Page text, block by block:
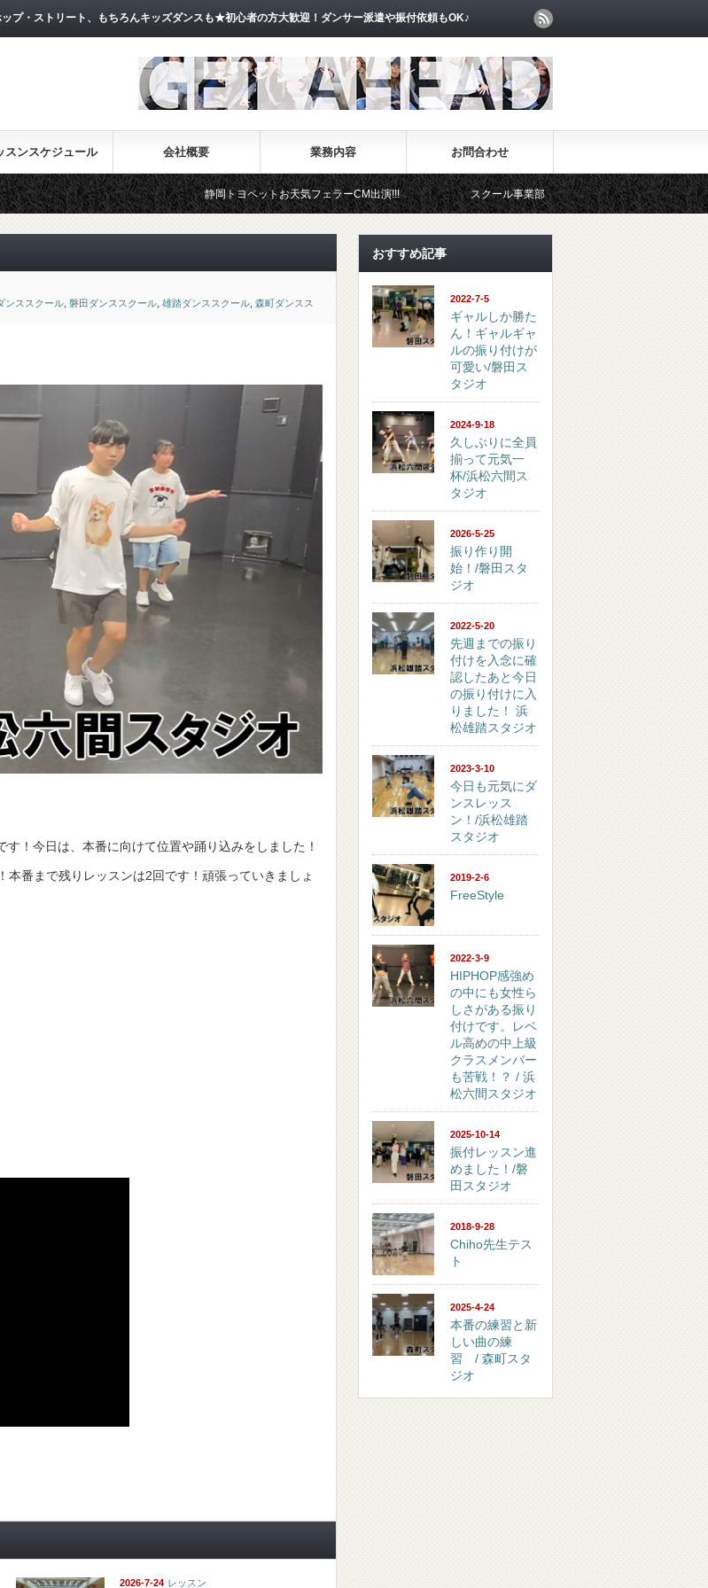
プ・ストリート、もちろんキッズダンスも★初心者の方大歓迎！ダンサー派遣や振付依頼もOK♪
スンスケジュール 会社概要 業務内容 お問合わせ
静岡トヨペットお天気フェラーCM出演!!! スクール事業部 イベント事業部
ンススクール 磐田ダンススクール 雄踏ダンススクール 森町ダンスス
！今日は、本番に向けて位置や踊り込みをしました！
番まで残りレッスンは2回です！頑張っていきましょ
2026-7-24 レッスン
おすすめ記事
2022-7-5
ギャルしか勝た
ん！ギャルギャ
ルの振り付けが
可愛い/磐田ス
タジオ
2024-9-18
久しぶりに全員
揃って元気一
杯/浜松六間ス
タジオ
2026-5-25
振り作り開
始！/磐田スタ
ジオ
2022-5-20
先週までの振り
付けを入念に確
認したあと今日
の振り付けに入
りました！ 浜
松雄踏スタジオ
2023-3-10
今日も元気にダ
ンスレッス
ン！/浜松雄踏
スタジオ
2019-2-6
FreeStyle
2022-3-9
HIPHOP感強め
の中にも女性ら
しさがある振り
付けです。レベ
ル高めの中上級
クラスメンバー
も苦戦！？ / 浜
松六間スタジオ
2025-10-14
振付レッスン進
めました！/磐
田スタジオ
2018-9-28
Chiho先生テス
ト
2025-4-24
本番の練習と新
しい曲の練
習 / 森町スタ
ジオ